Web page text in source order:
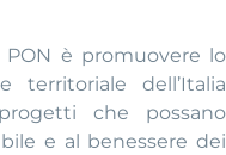
PON è promuovere lo
territoriale dell’Italia
che possano
e al benessere dei